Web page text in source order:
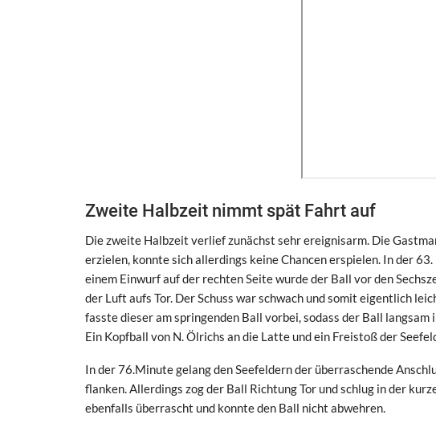
Zweite Halbzeit nimmt spät Fahrt auf
Die zweite Halbzeit verlief zunächst sehr ereignisarm. Die
erzielen, konnte sich allerdings keine Chancen erspielen. In der
einem Einwurf auf der rechten Seite wurde der Ball vor den
der Luft aufs Tor. Der Schuss war schwach und somit eigentlich
fasste dieser am springenden Ball vorbei, sodass der Ball
Ein Kopfball von N. Ölrichs an die Latte und ein Freistoß der
In der 76.Minute gelang den Seefeldern der überraschende
flanken. Allerdings zog der Ball Richtung Tor und schlug in der
ebenfalls überrascht und konnte den Ball nicht abwehren.